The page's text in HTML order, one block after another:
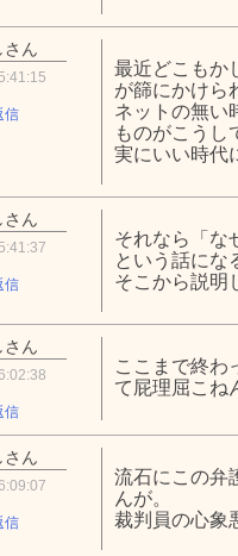
さん
信
最近どこもか
が篩にかけら
ネットの無い
ものがこうし
実にいい時代
さん
信
それなら「な
という話にな
そこから説明
さん
信
ここまで終わ
て屁理屈こね
さん
信
流石にこの弁
んが。
裁判員の心象